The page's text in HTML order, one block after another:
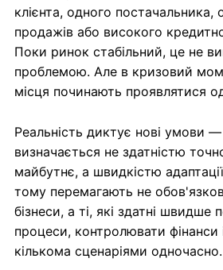
клієнта, одного постачальника,
продажів або високого
Поки ринок стабільний, це не
проблемою. Але в кризовий
місця починають проявлятися
Реальність диктує нові умови —
визначається не здатністю
майбутнє, а швидкістю
тому перемагають не
бізнеси, а ті, які здатні швидше
процеси, контролювати фінанси
кількома сценаріями одночасно.